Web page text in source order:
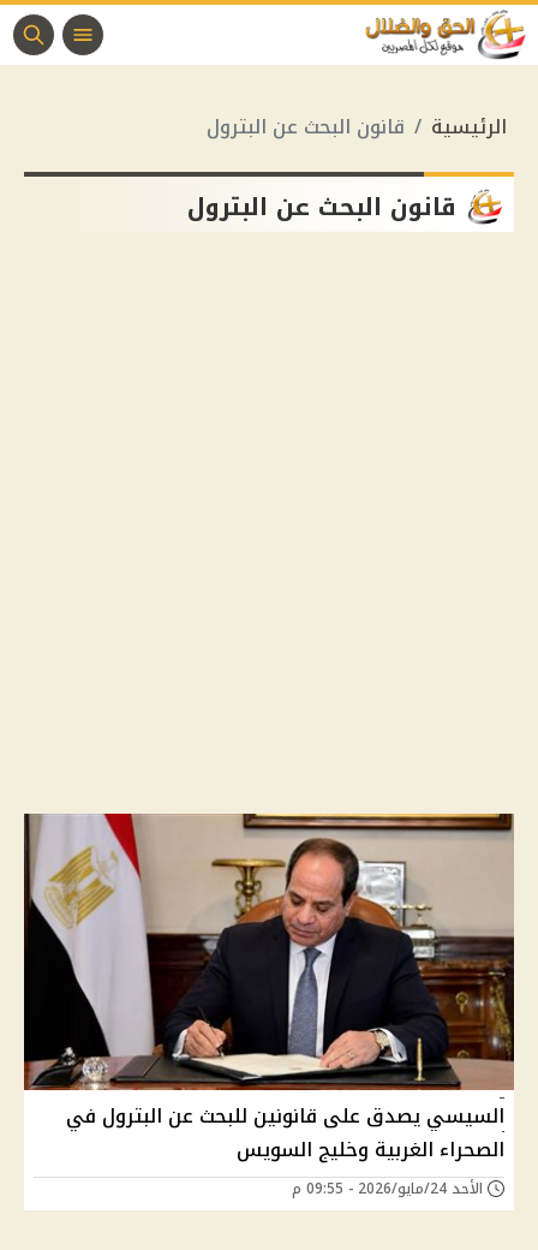
الرئيسية قانون البحث عن البترول
قانون البحث عن البترول
السيسي يصدق على قانونين للبحث عن البترول في
الصحراء الغربية وخليج السويس
الأحد 24/مايو/2026 - 09:55 م